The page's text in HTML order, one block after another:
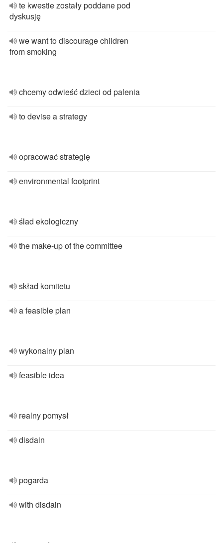
te kwestie zostały poddane pod
dyskusję
we want to discourage children
from smoking
chcemy odwieść dzieci od palenia
to devise a strategy
opracować strategię
environmental footprint
ślad ekologiczny
the make-up of the committee
skład komitetu
a feasible plan
wykonalny plan
feasible idea
realny pomysł
disdain
pogarda
with disdain